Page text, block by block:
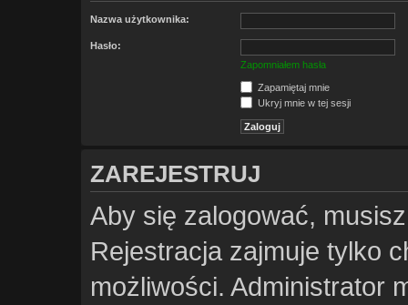
Nazwa użytkownika:
Hasło:
Zapomniałem hasła
Zapamiętaj mnie
Ukryj mnie w tej sesji
ZAREJESTRUJ
Aby się zalogować,
Rejestracja zajmuje tylko
możliwości. Administrator